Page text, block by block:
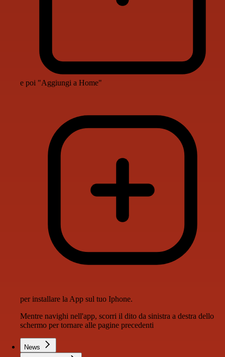
e poi "Aggiungi a Home"
per installare la App sul tuo Iphone.
Mentre navighi nell'app, scorri il dito da sinistra a destra dello
schermo per tornare alle pagine precedenti
News